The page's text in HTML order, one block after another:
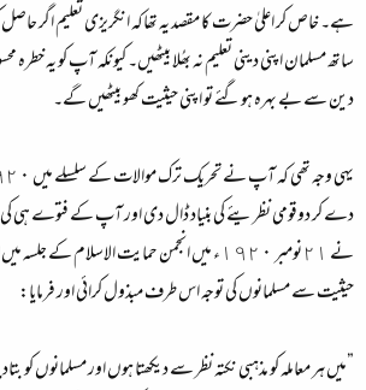
ہے۔ خاص کر اعلیٰ حضرت کا مقصد یہ تھاکہ انگریزی تعلیم اگر
ساتھ مسلمان اپنی دینی تعلیم نہ بھُلا بیٹھیں۔ کیونکہ آپ کو یہ خطرہ
دین سے بے بہرہ ہوگئے تو اپنی حیثیت کھو بیٹھیں گے۔
دے کر دوقومی نظریئے کی بنیاد ڈال دی اور آپ کے فتوے ہی کی
نے ٢١نومبر ١٩٢٠ء میں انجمن حمایت الاسلام
حیثیت سے مسلمانوں کی توجہ اس طرف مبذول کرائی اور فرمایا:
”میں ہر معاملہ کو مذہبی نکتہ نظر سے دیکھتا ہوں اور مسلمانوں کو